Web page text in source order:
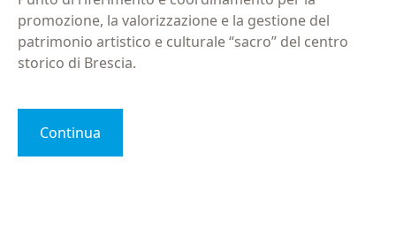
promozione, la valorizzazione e la gestione del
patrimonio artistico e culturale “sacro” del centro
storico di Brescia.
Continua